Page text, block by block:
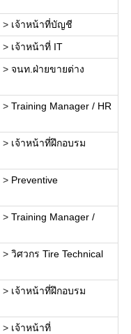
> เจ้าหน้าที่บัญชี
> เจ้าหน้าที่ IT
> จนท.ฝ่ายขายต่าง
> Training Manager / HR
> เจ้าหน้าที่ฝึกอบรม
> Preventive
> Training Manager /
> วิศวกร Tire Technical
> เจ้าหน้าที่ฝึกอบรม
> เจ้าหน้าที่